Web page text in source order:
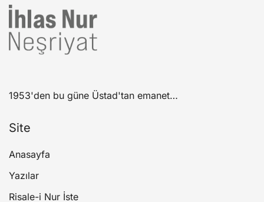
1953'den bu güne Üstad'tan emanet…
Site
Anasayfa
Yazılar
Risale-i Nur İste